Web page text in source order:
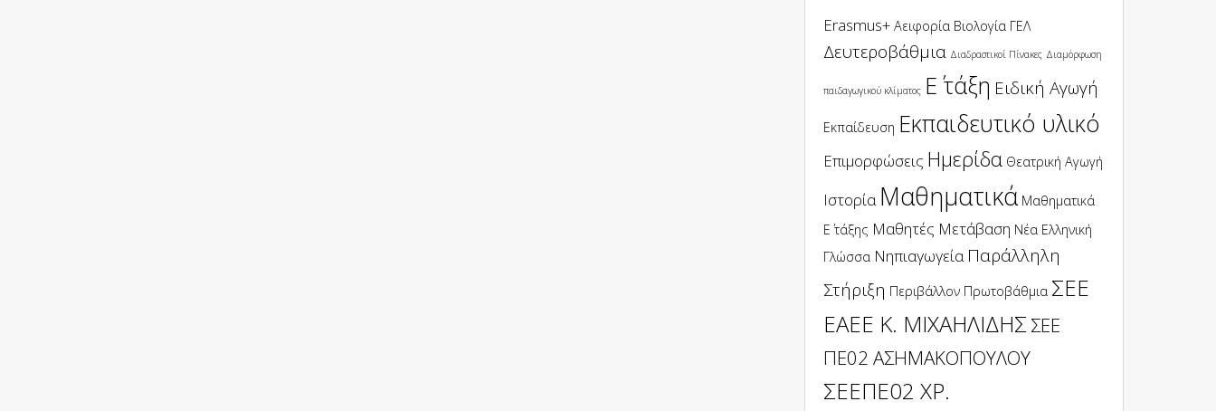
Erasmus+ Αειφορία Βιολογία ΓΕΛ
Δευτεροβάθμια Διαδραστικοί Πίνακες Διαμόρφωση
παιδαγωγικού κλίματος Ε΄ τάξη Ειδική Αγωγή
Εκπαίδευση Εκπαιδευτικό υλικό
Επιμορφώσεις Ημερίδα Θεατρική Αγωγή
Ιστορία Μαθηματικά Μαθηματικά
Ε΄ τάξης Μαθητές Μετάβαση Νέα Ελληνική
Γλώσσα Νηπιαγωγεία Παράλληλη
Στήριξη Περιβάλλον Πρωτοβάθμια ΣΕΕ
ΕΑΕΕ Κ. ΜΙΧΑΗΛΙΔΗΣ ΣΕΕ
ΠΕ02 ΑΣΗΜΑΚΟΠΟΥΛΟΥ
ΣΕΕΠΕ02 ΧΡ.